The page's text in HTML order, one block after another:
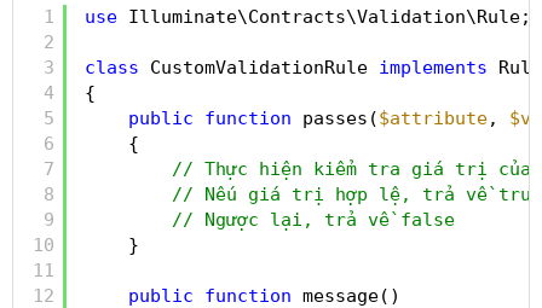
1
2
3
4
5
6
7
8
9
10
11
12
use Illuminate\Contracts\Validation\Rule;
class CustomValidationRule implements
Rule
{
public
function passes($attribute,
{
// Thực hiện kiểm tra giá trị của
// Nếu giá trị hợp lệ, trả về true
// Ngược lại, trả về false
}
public function message()